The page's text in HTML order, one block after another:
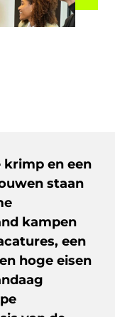
krimp en een
staan
kampen
een
hoge eisen